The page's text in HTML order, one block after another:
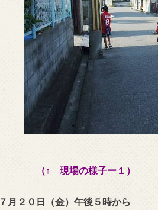
（↑ 現場の様子ー１）
７月２０日（金）午後５時から